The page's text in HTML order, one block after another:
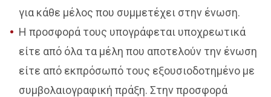
για κάθε μέλος που συμμετέχει στην ένωση.
Η προσφορά τους υπογράφεται υποχρεωτικά
είτε από όλα τα μέλη που αποτελούν την ένωση
είτε από εκπρόσωπό τους εξουσιοδοτημένο με
συμβολαιογραφική πράξη. Στην προσφορά